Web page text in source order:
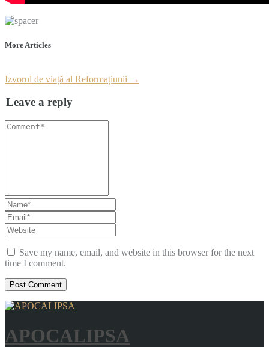
More Articles
Izvorul de viață al Reformațiunii →
Leave a reply
Save my name, email, and website in this browser for the next
time I comment.
APOCALIPSA